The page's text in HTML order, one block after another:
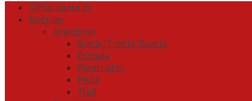
Primary
Menu
OPraticante.pt
Noticias
Atletismo
Biatle/Triatlo/Duatlo
Estrada
Paratriatlo
Pista
Trail